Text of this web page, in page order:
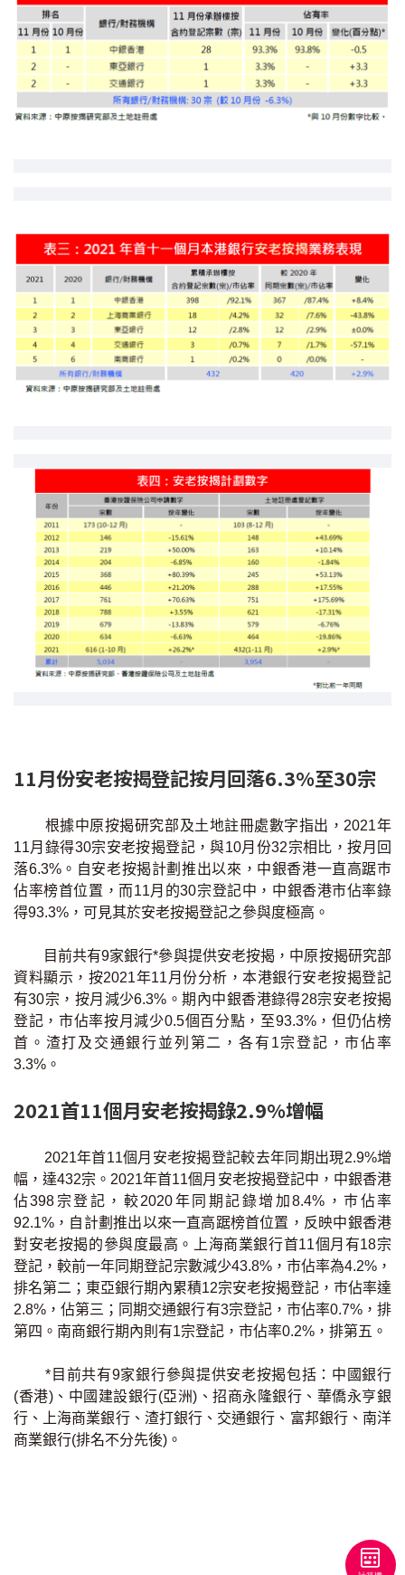
免費物業估價
下載中心
按揭全面睇
按市新聞
統計數據庫
按揭快趣智識
按揭智庫
按揭百科
實時銀行資訊
裝修·保險優惠
免費裝修轉介服務
裝修設計專欄
聯絡我們
聯絡方法
網上申請按揭轉介
條款及細則
私隱政策
简
本網頁所提供資料僅作參考用途。
若因錯漏而引致任何不便或損失，中原按揭概不負責。
2889 2886 / cmb@mail.centanet.com
© 2026 中原按揭經紀有限公司 Centaline Mortgage Broker Limited 版權所有
條款及細則
| 私隱政策聲明
11月份安老按揭登記按月回落6.3%至30宗
根據中原按揭研究部及土地註冊處數字指出，2021年
11月錄得30宗安老按揭登記，與10月份32宗相比，按月回
落6.3%。自安老按揭計劃推出以來，中銀香港一直高踞巿
佔率榜首位置，而11月的30宗登記中，中銀香港市佔率錄
得93.3%，可見其於安老按揭登記之參與度極高。
目前共有9家銀行*參與提供安老按揭，中原按揭研究部
資料顯示，按2021年11月份分析，本港銀行安老按揭登記
有30宗，按月減少6.3%。期內中銀香港錄得28宗安老按揭
登記，市佔率按月減少0.5個百分點，至93.3%，但仍佔榜
首。渣打及交通銀行並列第二，各有1宗登記，市佔率
3.3%。
2021首11個月安老按揭錄2.9%增幅
2021年首11個月安老按揭登記較去年同期出現2.9%增
幅，達432宗。2021年首11個月安老按揭登記中，中銀香港
佔398宗登記，較2020年同期記錄增加8.4%，巿佔率
92.1%，自計劃推出以來一直高踞榜首位置，反映中銀香港
對安老按揭的參與度最高。上海商業銀行首11個月有18宗
登記，較前一年同期登記宗數減少43.8%，市佔率為4.2%，
排名第二；東亞銀行期內累積12宗安老按揭登記，巿佔率達
2.8%，佔第三；同期交通銀行有3宗登記，市佔率0.7%，排
第四。南商銀行期內則有1宗登記，市佔率0.2%，排第五。
*目前共有9家銀行參與提供安老按揭包括：中國銀行
(香港)、中國建設銀行(亞洲)、招商永隆銀行、華僑永亨銀
行、上海商業銀行、渣打銀行、交通銀行、富邦銀行、南洋
商業銀行(排名不分先後)。